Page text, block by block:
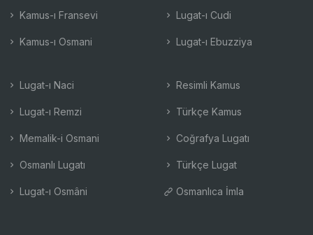
Kamus-ı Fransevi
Kamus-ı Osmani
Lugat-ı Cudi
Lugat-ı Ebuzziya
Lugat-ı Naci
Lugat-ı Remzi
Memalik-i Osmani
Osmanlı Lugatı
Lugat-ı Osmâni
Resimli Kamus
Türkçe Kamus
Coğrafya Lugatı
Türkçe Lugat
Osmanlıca İmla